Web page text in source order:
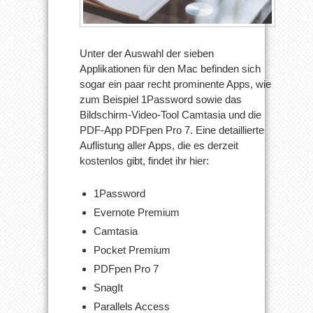
Unter der Auswahl der sieben
Applikationen für den Mac befinden sich
sogar ein paar recht prominente Apps, wie
zum Beispiel 1Password sowie das
Bildschirm-Video-Tool Camtasia und die
PDF-App PDFpen Pro 7. Eine detaillierte
Auflistung aller Apps, die es derzeit
kostenlos gibt, findet ihr hier:
1Password
Evernote Premium
Camtasia
Pocket Premium
PDFpen Pro 7
SnagIt
Parallels Access